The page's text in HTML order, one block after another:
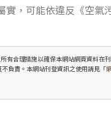
，可能依違反《空氣
合理措施以確保本網站網頁資料在
負責。本網站刊登資訊之使用請見「